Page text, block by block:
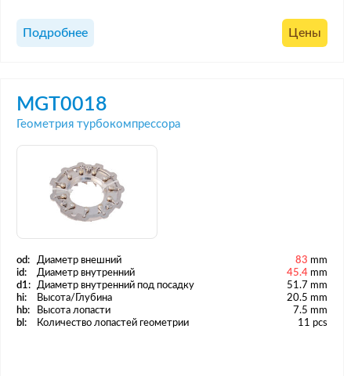
Подробнее Цены
MGT0018
Геометрия турбокомпрессора
od: Диаметр внешний 83 mm
id:
Диаметр внутренний 45.4 mm
d1:
Диаметр внутренний под посадку
51.7 mm
hi:
Высота/Глубина
20.5 mm
hb:
Высота лопасти
7.5 mm
bl:
Количество лопастей геометрии 11 pcs